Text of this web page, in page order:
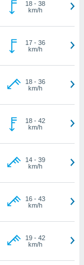
18- 38
km/h
17- 36
km/h
18- 36
km/h
18- 42
km/h
14- 39
km/h
16- 43
km/h
19- 42
km/h